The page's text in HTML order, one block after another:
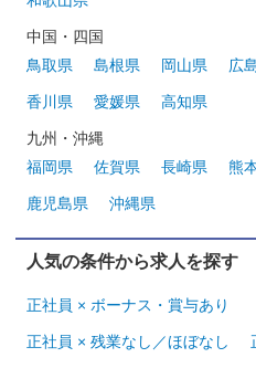
中国・四国
鳥取県
島根県 岡山県 広
香川県 愛媛県 高知県
九州・沖縄
福岡県
佐賀県 長崎県 熊
鹿児島県 沖縄県
人気の条件から求人を探す
正社員 × ボーナス・賞与あり
正社員 × 残業なし／ほぼなし